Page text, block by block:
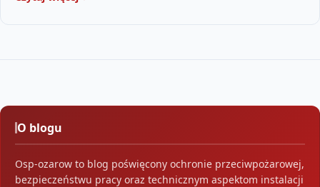
O blogu
Osp-ozarow to blog poświęcony ochronie przeciwpożarowej,
bezpieczeństwu pracy oraz technicznym aspektom instalacji